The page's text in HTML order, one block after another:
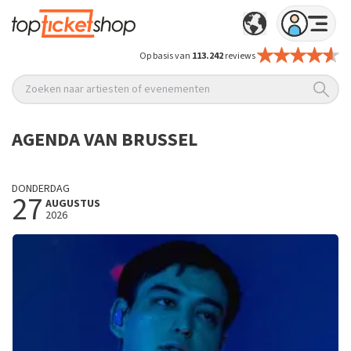
Op basis van 113.242reviews
Zoeken naar artiesten of evenementen
AGENDA VAN BRUSSEL
DONDERDAG
27 AUGUSTUS
2026